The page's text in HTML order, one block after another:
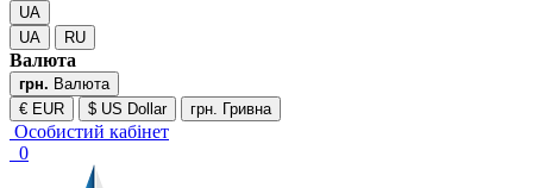
UA
UA
RU
Валюта
грн. Валюта
€ EUR
$ US Dollar грн. Гривна
Особистий кабінет
0